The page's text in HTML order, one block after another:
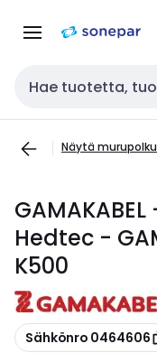
navigointiinsisältöön
Haku
Näytä murupolku
Hedtec -
K500
Kopioi
Sähkönro 0464606